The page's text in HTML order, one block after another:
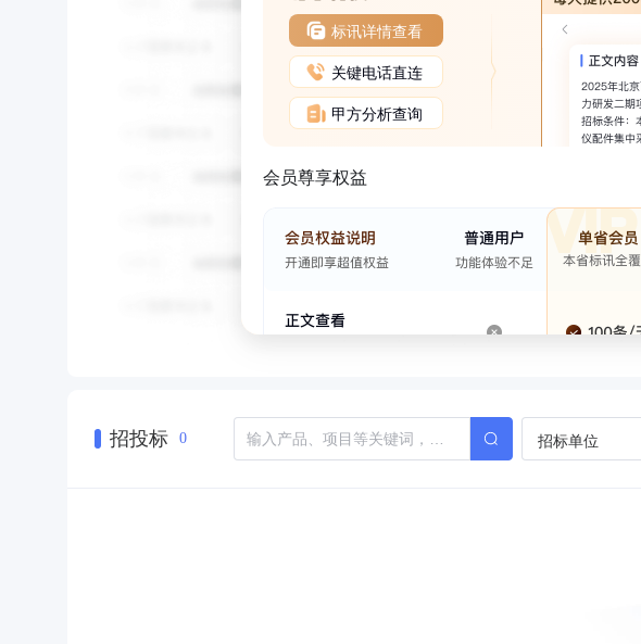
标讯详情查看
关键电话直连
甲方分析查询
会员尊享权益
招投标 0 招标单位